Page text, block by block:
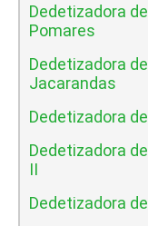
Dedetizadora
Pomares
Dedetizadora
Jacarandas
Dedetizadora
Dedetizadora
II
Dedetizadora